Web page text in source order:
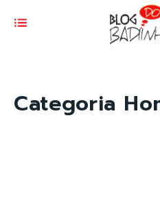
Categoria